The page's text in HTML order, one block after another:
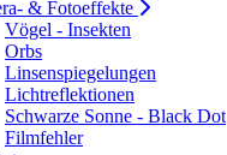
& Fotoeffekte
Vögel - Insekten
Orbs
Linsenspiegelungen
Lichtreflektionen
Schwarze Sonne - Black Dot
Filmfehler